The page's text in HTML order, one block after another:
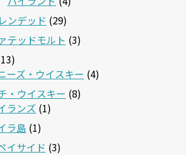
ンデッド (29)
テッドモルト (3)
ーズ・ウイスキー (4)
・ウイスキー (8)
ランズ (1)
ラ島 (1)
イサイド (3)